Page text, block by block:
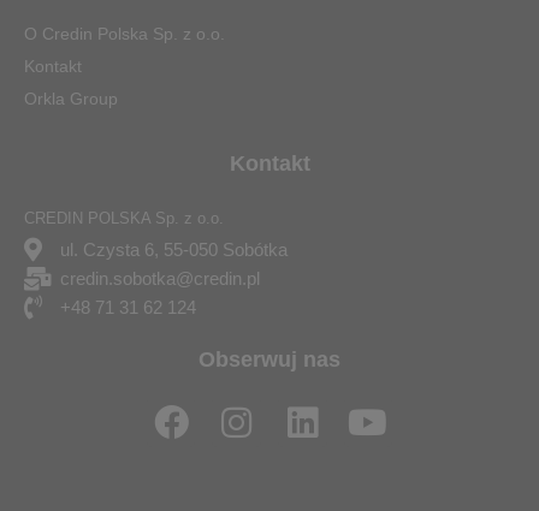
O Credin Polska Sp. z o.o.
Kontakt
Orkla Group
Kontakt
CREDIN POLSKA Sp. z o.o.
ul. Czysta 6, 55-050 Sobótka
credin.sobotka@credin.pl
+48 71 31 62 124
Obserwuj nas
F
a
I
n
L
i
Y